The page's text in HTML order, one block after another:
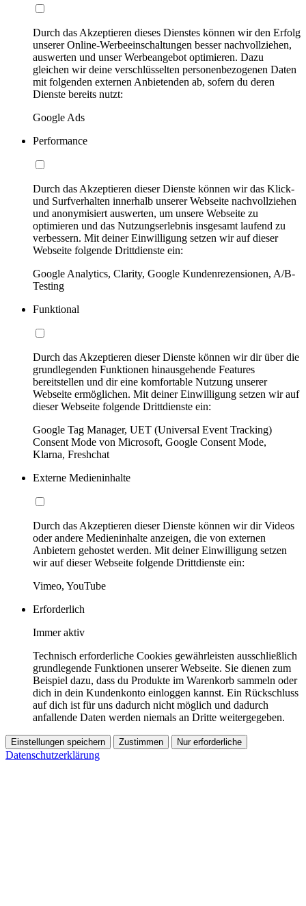
Durch das Akzeptieren dieses Dienstes können wir den Erfolg
unserer Online-Werbeeinschaltungen besser nachvollziehen,
auswerten und unser Werbeangebot optimieren. Dazu
gleichen wir deine verschlüsselten personenbezogenen Daten
mit folgenden externen Anbietenden ab, sofern du deren
Dienste bereits nutzt:
Google Ads
Performance
Durch das Akzeptieren dieser Dienste können wir das Klick-
und Surfverhalten innerhalb unserer Webseite nachvollziehen
und anonymisiert auswerten, um unsere Webseite zu
optimieren und das Nutzungserlebnis insgesamt laufend zu
verbessern. Mit deiner Einwilligung setzen wir auf dieser
Webseite folgende Drittdienste ein:
Google Analytics, Clarity, Google Kundenrezensionen, A/B-
Testing
Funktional
Durch das Akzeptieren dieser Dienste können wir dir über die
grundlegenden Funktionen hinausgehende Features
bereitstellen und dir eine komfortable Nutzung unserer
Webseite ermöglichen. Mit deiner Einwilligung setzen wir auf
dieser Webseite folgende Drittdienste ein:
Google Tag Manager, UET (Universal Event Tracking)
Consent Mode von Microsoft, Google Consent Mode,
Klarna, Freshchat
Externe Medieninhalte
Durch das Akzeptieren dieser Dienste können wir dir Videos
oder andere Medieninhalte anzeigen, die von externen
Anbietern gehostet werden. Mit deiner Einwilligung setzen
wir auf dieser Webseite folgende Drittdienste ein:
Vimeo, YouTube
Erforderlich
Immer aktiv
Technisch erforderliche Cookies gewährleisten ausschließlich
grundlegende Funktionen unserer Webseite. Sie dienen zum
Beispiel dazu, dass du Produkte im Warenkorb sammeln oder
dich in dein Kundenkonto einloggen kannst. Ein Rückschluss
auf dich ist für uns dadurch nicht möglich und dadurch
anfallende Daten werden niemals an Dritte weitergegeben.
Einstellungen speichern Zustimmen Nur erforderliche
Datenschutzerklärung